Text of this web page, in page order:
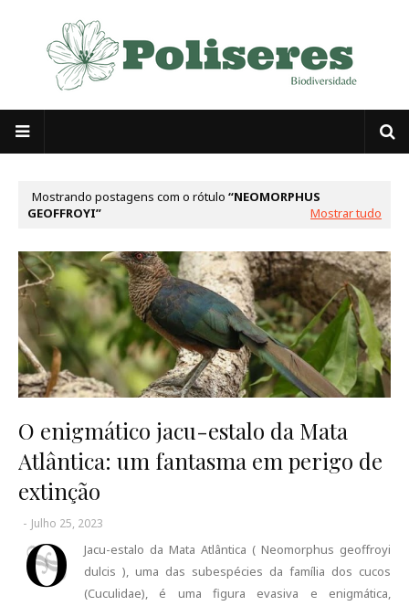
Mostrando postagens com o rótulo
NEOMORPHUS
GEOFFROYI
Mostrar tudo
O enigmático jacu-estalo da Mata
Atlântica: um fantasma em perigo de
extinção
- Julho 25, 2023
O
Jacu-estalo da Mata Atlântica ( Neomorphus geoffroyi
dulcis ), uma das subespécies da família dos cucos
(Cuculidae), é uma figura evasiva e enigmática,